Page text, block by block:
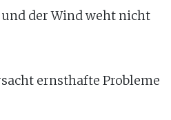
der Wind weht nicht
ernsthafte Probleme